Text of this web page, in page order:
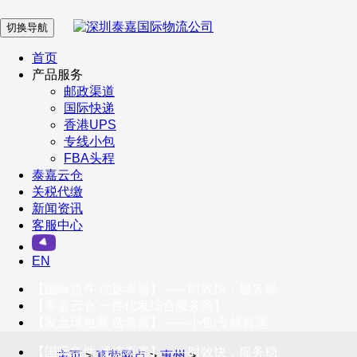
在 线 客 服
企业微信
订阅号
客户服务热线
400-098-5699
联系我们
切换导航
首页
产品服务
邮政渠道
国际快递
香港UPS
专线小包
FBA头程
泰嘉云仓
关税代缴
新闻资讯
客服中心
EN
【国际急件 优选泰嘉】——时效快，服务稳